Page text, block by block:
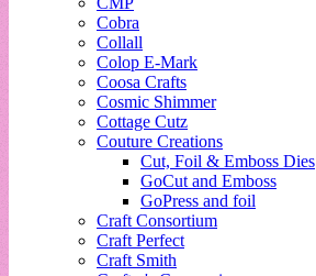
Cobra
Collall
Colop E-Mark
Coosa Crafts
Cosmic Shimmer
Cottage Cutz
Couture Creations
Cut, Foil & Emboss Dies
GoCut and Emboss
GoPress and foil
Craft Consortium
Craft Perfect
Craft Smith